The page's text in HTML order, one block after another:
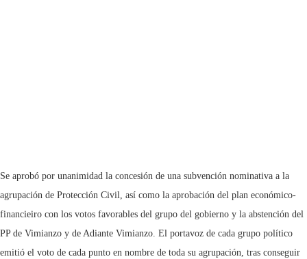
Se aprobó por unanimidad la concesión de una subvención nominativa a la
agrupación de Protección Civil, así como la aprobación del plan económico-
financieiro con los votos favorables del grupo del gobierno y la abstención del
PP de Vimianzo y de Adiante Vimianzo. El portavoz de cada grupo político
emitió el voto de cada punto en nombre de toda su agrupación, tras conseguir